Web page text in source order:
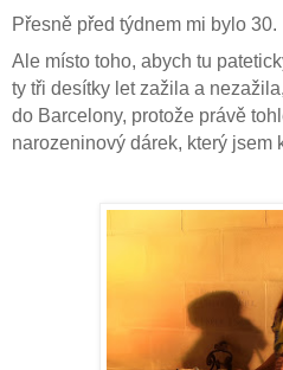
Přesně před týdnem mi bylo 30.
Ale místo toho, abych tu
ty tři desítky let zažila a
do Barcelony, protože právě
narozeninový dárek, který jsem